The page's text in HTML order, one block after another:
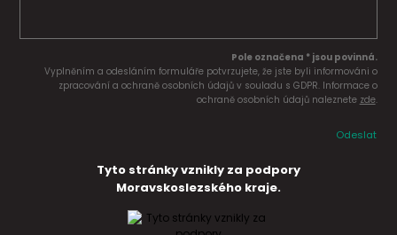
Pole označena * jsou povinná.
Vyplněním a odesláním formuláře potvrzujete, že jste byli informováni o
zpracování a ochraně osobních údajů v souladu s GDPR. Informace o
ochraně osobních údajů naleznete zde.
Odeslat
Tyto stránky vznikly za podpory
Moravskoslezského kraje.